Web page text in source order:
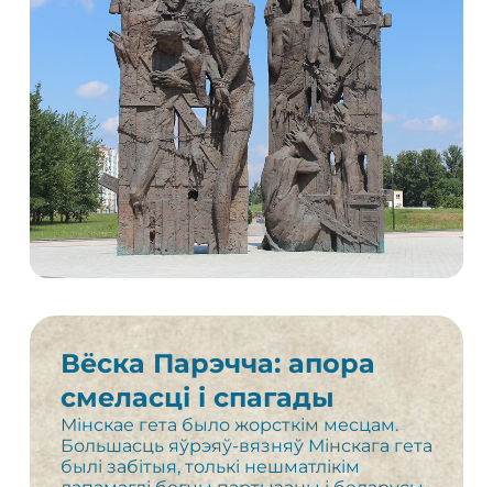
Вёска Парэчча: апора
смеласці і спагады
Мінскае гета было жорсткім месцам.
Большасць яўрэяў-вязняў Мінскага гета
былі забітыя, толькі нешматлікім